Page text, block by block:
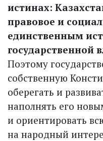
истинах:
правовое и
единственным
государственной
Поэтому
собственную
оберегать и
наполнять его
и ориентировать
на народный